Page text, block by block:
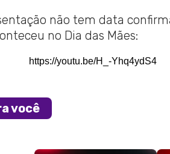
não tem data
no Dia das Mães:
https://youtu.be/H_-Yhq4ydS4
você